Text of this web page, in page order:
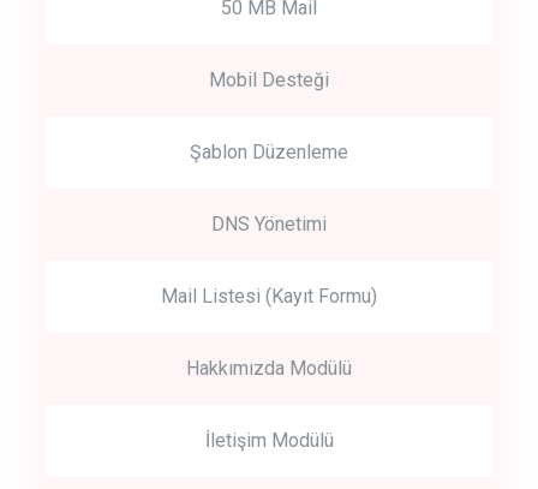
50 MB Mail
Mobil Desteği
Şablon Düzenleme
DNS Yönetimi
Mail Listesi (Kayıt Formu)
Hakkımızda Modülü
İletişim Modülü